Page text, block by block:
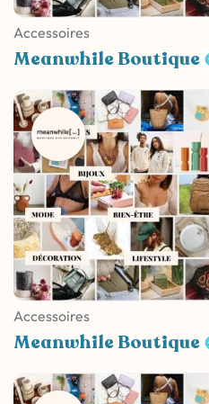
Accessoires
Meanwhile Boutique
Accessoires
Meanwhile Boutique